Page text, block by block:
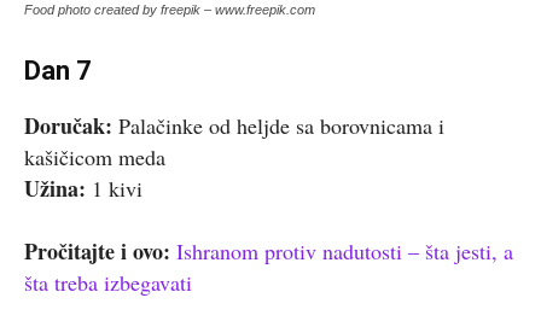
Food photo created by freepik – www.freepik.com
Dan 7
Doručak: Palačinke od heljde sa borovnicama i
kašičicom meda
Užina: 1 kivi
Pročitajte i ovo: Ishranom protiv nadutosti – šta jesti, a
šta treba izbegavati